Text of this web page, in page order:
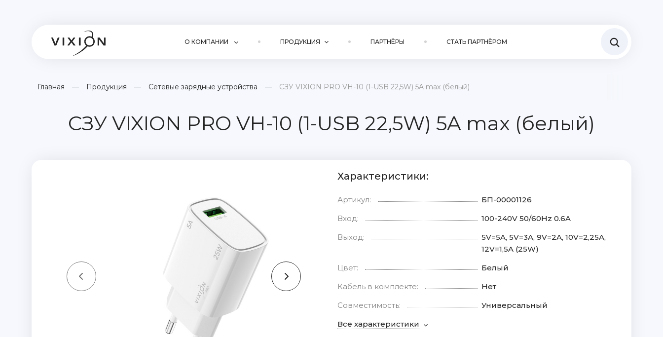
О КОМПАНИИ ПРОДУКЦИЯ ПАРТНЁРЫ СТАТЬ ПАРТНЁРОМ
Главная Продукция Сетевые зарядные устройства СЗУ VIXION PRO VH-10 (1-USB 22,5W) 5A max (белый)
СЗУ VIXION PRO VH-10 (1-USB 22,5W) 5A max (белый)
Характеристики:
Артикул:
БП-00001126
Вход:
100-240V 50/60Hz 0.6A
Выход:
5V=5A, 5V=3A, 9V=2A, 10V=2,25A,
12V=1,5A (25W)
Цвет:
Белый
Кабель в комплекте:
Нет
Совместимость:
Универсальный
Все характеристики